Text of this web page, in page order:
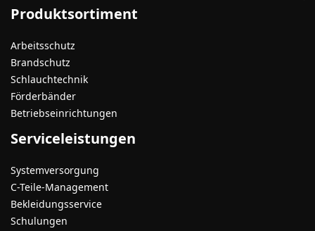
Produktsortiment
Arbeitsschutz
Brandschutz
Schlauchtechnik
Förderbänder
Betriebseinrichtungen
Serviceleistungen
Systemversorgung
C-Teile-Management
Bekleidungsservice
Schulungen